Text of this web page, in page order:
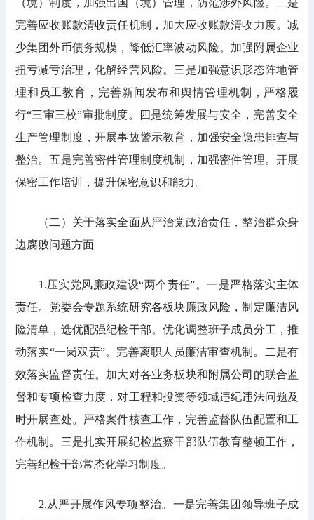
（境）制度，加强出国（境）管理，防范涉外风险。二是
完善应收账款清收责任机制，加大应收账款清收力度。减
少集团外币债务规模，降低汇率波动风险。加强附属企业
扭亏减亏治理，化解经营风险。三是加强意识形态阵地管
理和员工教育，完善新闻发布和舆情管理机制，严格履
行“三审三校”审批制度。四是统筹发展与安全，完善安全
生产管理制度，开展事故警示教育，加强安全隐患排查与
整治。五是完善密件管理制度机制，加强密件管理。开展
保密工作培训，提升保密意识和能力。
（二）关于落实全面从严治党政治责任，整治群众身
边腐败问题方面
1.压实党风廉政建设“两个责任”。一是严格落实主体
责任。党委会专题系统研究各板块廉政风险，制定廉洁风
险清单，选优配强纪检干部。优化调整班子成员分工，推
动落实“一岗双责”。完善离职人员廉洁审查机制。二是有
效落实监督责任。加大对各业务板块和附属公司的联合监
督和专项检查力度，对工程和投资等领域违纪违法问题及
时开展查处。严格案件核查工作，完善监督队伍配置和工
作机制。三是扎实开展纪检监察干部队伍教育整顿工作，
完善纪检干部常态化学习制度。
2.从严开展作风专项整治。一是完善集团领导班子成